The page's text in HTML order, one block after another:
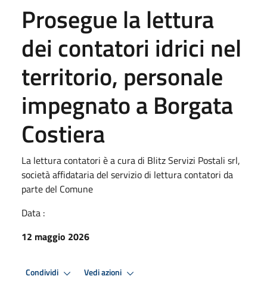
Prosegue la lettura
dei contatori idrici nel
territorio, personale
impegnato a Borgata
Costiera
La lettura contatori è a cura di Blitz Servizi Postali srl,
società affidataria del servizio di lettura contatori da
parte del Comune
Data :
12 maggio 2026
Condividi Vedi azioni